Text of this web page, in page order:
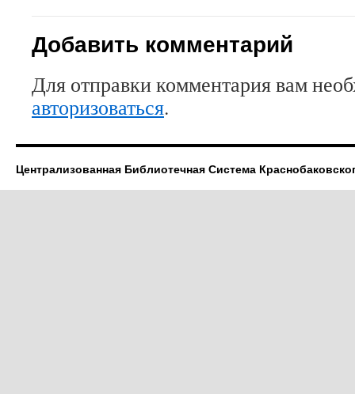
Добавить комментарий
Для отправки комментария вам
авторизоваться.
Централизованная Библиотечная Система